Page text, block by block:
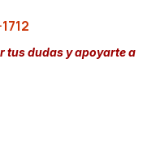
tus dudas y apoyarte a